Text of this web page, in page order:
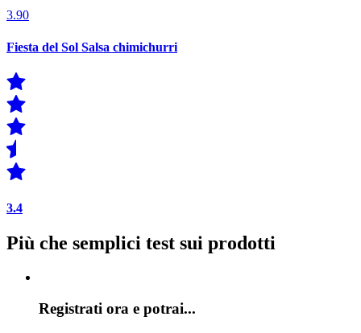
3.90
Fiesta del Sol Salsa chimichurri
3.4
Più che semplici test sui prodotti
Registrati ora e potrai...